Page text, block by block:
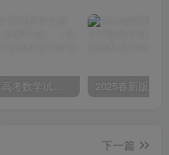
2024年高考数学试卷（文）（全国甲卷）（空白卷）
下一篇